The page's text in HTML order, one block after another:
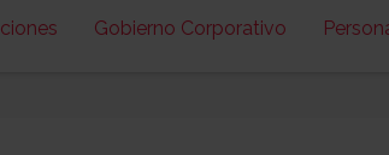
Gobierno Corporativo